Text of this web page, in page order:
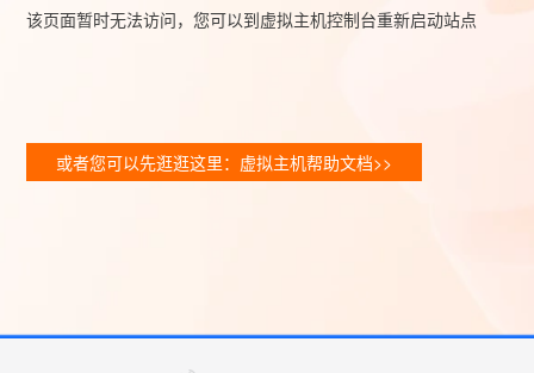
该页面暂时无法访问，您可以到虚拟主机控制台重新启动站点
或者您可以先逛逛这里：虚拟主机帮助文档>>